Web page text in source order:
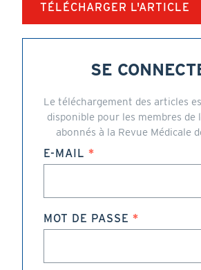
TÉLÉCHARGER L'ARTICLE
SE
Le téléchargement des articles
disponible pour les membres de
abonnés à la Revue Médicale
E-MAIL
MOT DE PASSE